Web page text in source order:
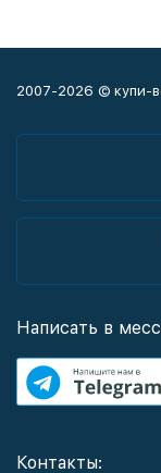
2007-2026 © купи-
Написать в
Контакты: